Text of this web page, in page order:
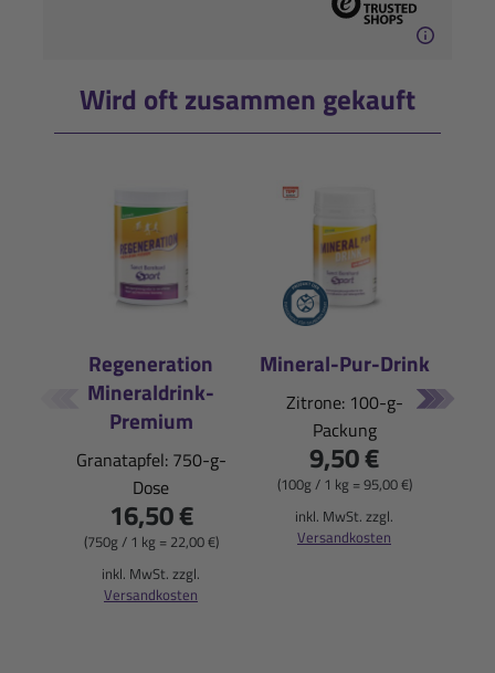
Wird oft zusammen gekauft
Regeneration
Mineraldrink-
Premium
Granatapfel: 750-g-
Dose
16,50 €
(750g / 1 kg = 22,00 €)
inkl. MwSt. zzgl.
Versandkosten
Mineral-Pur-Drink
Zitrone: 100-g-
Packung
9,50 €
(100g / 1 kg = 95,00 €)
inkl. MwSt. zzgl.
Versandkosten